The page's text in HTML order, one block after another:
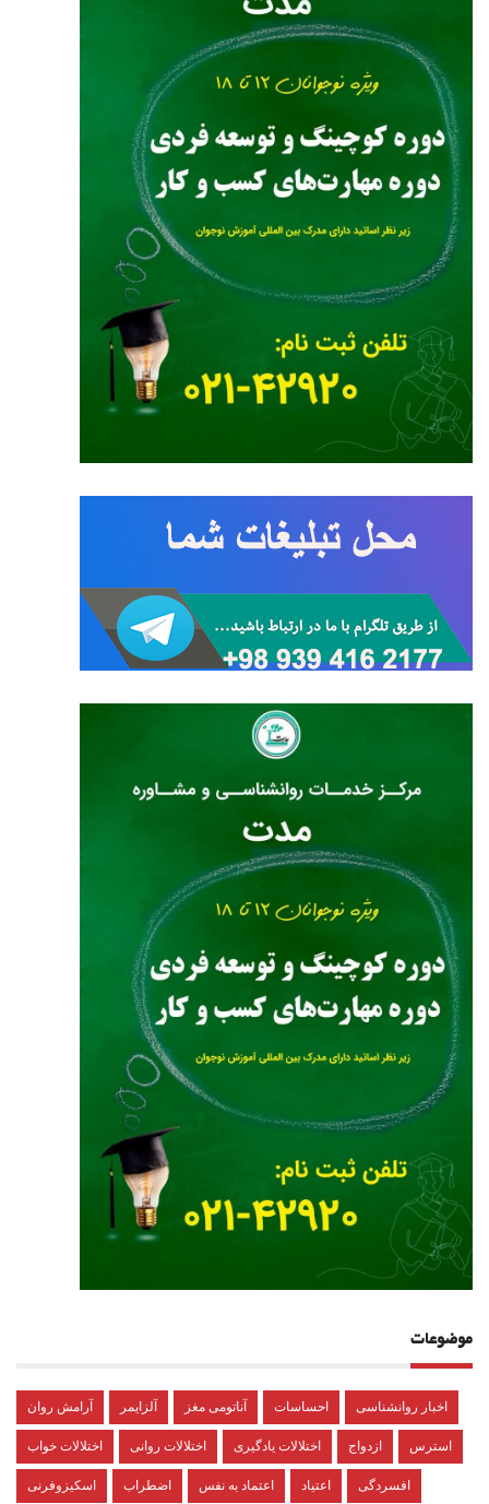
موضوعات
آرامش روان آلزایمر آناتومی مغز احساسات اخبار روانشناسی
اختلالات خواب اختلالات روانی اختلالات یادگیری ازدواج استرس
اسکیزوفرنی اضطراب اعتماد به نفس اعتیاد افسردگی